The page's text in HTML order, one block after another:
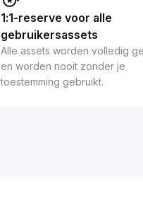
1:1-reserve voor alle
gebruikersassets
Alle assets worden volledig
en worden nooit zonder je
toestemming gebruikt.